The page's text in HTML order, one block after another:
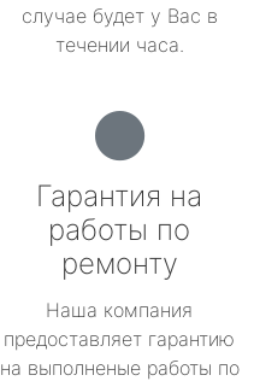
случае будет у Вас в
течении часа.
Гарантия на
работы по
ремонту
Наша компания
предоставляет гарантию
на выполненые работы по